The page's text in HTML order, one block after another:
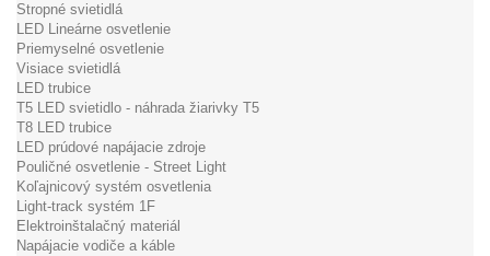
Stropné svietidlá
LED Lineárne osvetlenie
Priemyselné osvetlenie
Visiace svietidlá
LED trubice
T5 LED svietidlo - náhrada žiarivky T5
T8 LED trubice
LED prúdové napájacie zdroje
Pouličné osvetlenie - Street Light
Koľajnicový systém osvetlenia
Light-track systém 1F
Elektroinštalačný materiál
Napájacie vodiče a káble